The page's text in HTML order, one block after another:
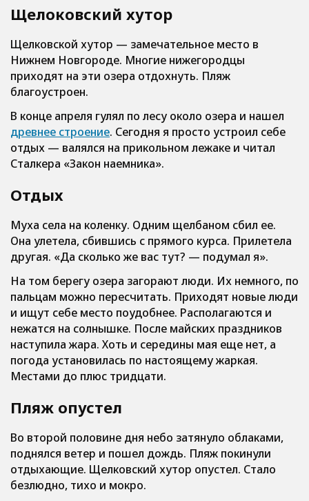
Щелоковский хутор
Щелковской хутор — замечательное место в
Нижнем Новгороде. Многие нижегородцы
приходят на эти озера отдохнуть. Пляж
благоустроен.
В конце апреля гулял по лесу около озера и нашел
древнее строение. Сегодня я просто устроил себе
отдых — валялся на прикольном лежаке и читал
Сталкера «Закон наемника».
Отдых
Муха села на коленку. Одним щелбаном сбил ее.
Она улетела, сбившись с прямого курса. Прилетела
другая. «Да сколько же вас тут? — подумал я».
На том берегу озера загорают люди. Их немного, по
пальцам можно пересчитать. Приходят новые люди
и ищут себе место поудобнее. Располагаются и
нежатся на солнышке. После майских праздников
наступила жара. Хоть и середины мая еще нет, а
погода установилась по настоящему жаркая.
Местами до плюс тридцати.
Пляж опустел
Во второй половине дня небо затянуло облаками,
поднялся ветер и пошел дождь. Пляж покинули
отдыхающие. Щелковский хутор опустел. Стало
безлюдно, тихо и мокро.